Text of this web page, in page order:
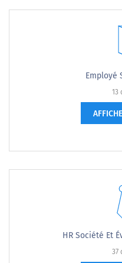
Employé
13
HR Société Et
37